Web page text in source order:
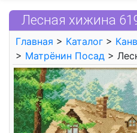
Лесная хижина
Главная > Каталог >
> Матрёнин Посад >